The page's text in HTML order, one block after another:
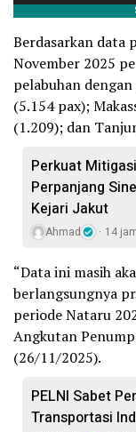
Berdasarkan data
November 2025
pelabuhan
(5.154 pax);
(1.209); dan
Perkuat
Perpanjang
Kejari Jakut
Ahmad 14
“Data ini masih
berlangsungnya
periode Nataru
Angkutan
(26/11/2025).
PELNI Sabet
Transportasi